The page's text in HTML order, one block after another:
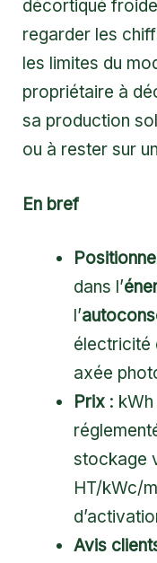
décortiqué
regarder les
les limites du
propriétaire à
sa production
ou à rester sur
En bref
dans l’
l’
électricité
axée
Prix :
stockage
HT/kWc/
Avis